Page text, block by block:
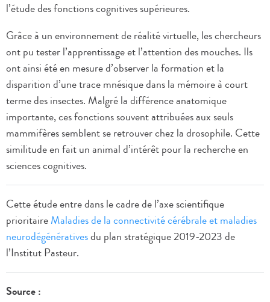
l’étude des fonctions cognitives supérieures.
Grâce à un environnement de réalité virtuelle, les chercheurs
ont pu tester l’apprentissage et l’attention des mouches. Ils
ont ainsi été en mesure d’observer la formation et la
disparition d’une trace mnésique dans la mémoire à court
terme des insectes. Malgré la différence anatomique
importante, ces fonctions souvent attribuées aux seuls
mammifères semblent se retrouver chez la drosophile. Cette
similitude en fait un animal d’intérêt pour la recherche en
sciences cognitives.
Cette étude entre dans le cadre de l’axe scientifique
prioritaireMaladies de la connectivité cérébrale et maladies
neurodégénérativesdu plan stratégique 2019-2023 de
l’Institut Pasteur.
Source :